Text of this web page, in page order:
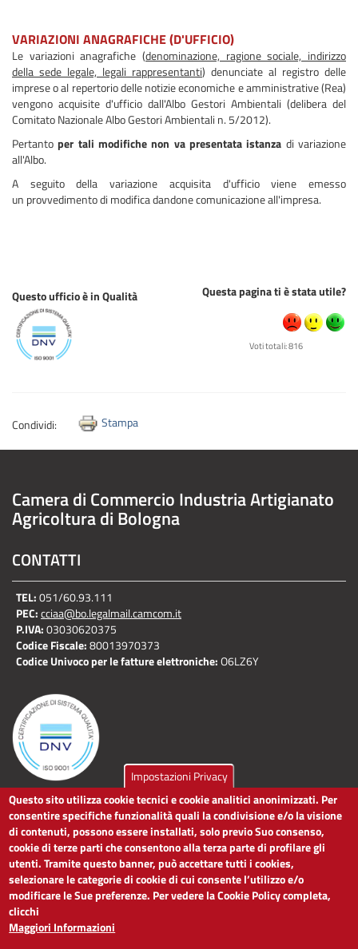
VARIAZIONI ANAGRAFICHE (D'UFFICIO)
Le variazioni anagrafiche (denominazione, ragione sociale, indirizzo
della sede legale, legali rappresentanti) denunciate al registro delle
imprese o al repertorio delle notizie economiche e amministrative (Rea)
vengono acquisite d'ufficio dall'Albo Gestori Ambientali (delibera del
Comitato Nazionale Albo Gestori Ambientali n. 5/2012).
Pertantoper tali modifiche non va presentata istanza di variazione
all'Albo.
A seguito della variazione acquisita d'ufficio viene emesso
un provvedimento di modifica dandone comunicazione all'impresa.
Questa pagina ti è stata utile?
Voti totali: 816
Questo ufficio è in Qualità
Condividi: Stampa
Camera di Commercio Industria Artigianato
Agricoltura di Bologna
CONTATTI
TEL:051/60.93.111
PEC:cciaa@bo.legalmail.camcom.it
P.IVA:03030620375
Codice Fiscale:80013970373
Codice Univoco per le fatture elettroniche:O6LZ6Y
LINK UTILI
Dichiarazione di accessibilità
Obiettivi di accessibilità
Segnalaci problemi di accessibilità
Note legali
Privacy
Accesso riservato
Impostazioni Privacy
Questo sito utilizza cookie tecnici e cookie analitici anonimizzati. Per
consentire specifiche funzionalità quali la condivisione e/o la visione
di contenuti, possono essere installati, solo previo Suo consenso,
cookie di terze parti che consentono alla terza parte di profilare gli
utenti. Tramite questo banner, può accettare tutti i cookies,
selezionare le categorie di cookie di cui consente l’utilizzo e/o
modificare le Sue preferenze. Per vedere la Cookie Policy completa,
clicchi
Maggiori Informazioni